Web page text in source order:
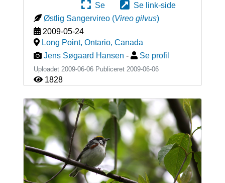
Se
Se link-side
Østlig Sangervireo (Vireo gilvus)
2009-05-24
Long Point, Ontario, Canada
Jens Søgaard Hansen - Se profil
Uploadet 2009-06-06 Publiceret 2009-06-06
1828